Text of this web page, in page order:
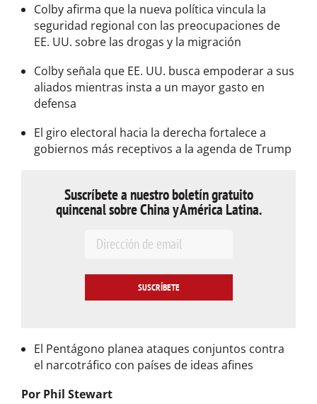
Colby afirma que la nueva política vincula la
seguridad regional con las preocupaciones de
EE. UU. sobre las drogas y la migración
Colby señala que EE. UU. busca empoderar a sus
aliados mientras insta a un mayor gasto en
defensa
El giro electoral hacia la derecha fortalece a
gobiernos más receptivos a la agenda de Trump
Suscríbete a nuestro boletín gratuito
quincenal sobre China y América Latina.
El Pentágono planea ataques conjuntos contra
el narcotráfico con países de ideas afines
Por Phil Stewart